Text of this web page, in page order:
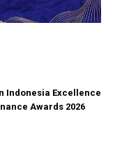
Indonesia Excellence
Awards 2026